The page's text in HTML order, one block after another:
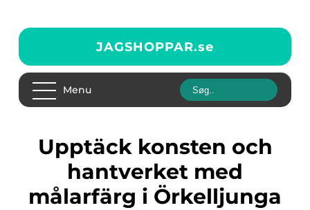
JAGSHOPPAR.se
Menu
Upptäck konsten och
hantverket med
målarfärg i Örkelljunga